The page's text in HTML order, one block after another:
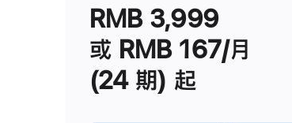
RMB 3,999
或 RMB 167/月
(24 期) 起